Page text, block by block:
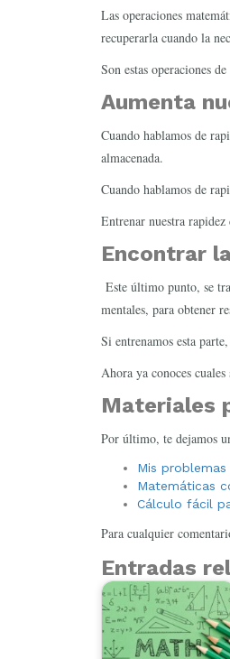
Las operaciones
recuperarla cuando la
Son estas operaciones de
Aumenta
Cuando hablamos de
almacenada.
Cuando hablamos de
Entrenar nuestra rapidez
Encontrar
Este último punto, se
mentales, para obtener
Si entrenamos esta
Ahora ya conoces
Materiales
Por último, te dejamos
Mis problemas
Matemáticas
Cálculo fácil
Para cualquier
Entradas